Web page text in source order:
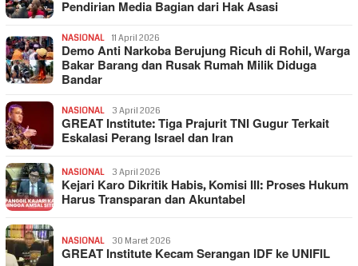
Pendirian Media Bagian dari Hak Asasi
NASIONAL 11 April 2026
Demo Anti Narkoba Berujung Ricuh di Rohil, Warga
Bakar Barang dan Rusak Rumah Milik Diduga
Bandar
NASIONAL 3 April 2026
GREAT Institute: Tiga Prajurit TNI Gugur Terkait
Eskalasi Perang Israel dan Iran
NASIONAL 3 April 2026
Kejari Karo Dikritik Habis, Komisi III: Proses Hukum
Harus Transparan dan Akuntabel
NASIONAL 30 Maret 2026
GREAT Institute Kecam Serangan IDF ke UNIFIL